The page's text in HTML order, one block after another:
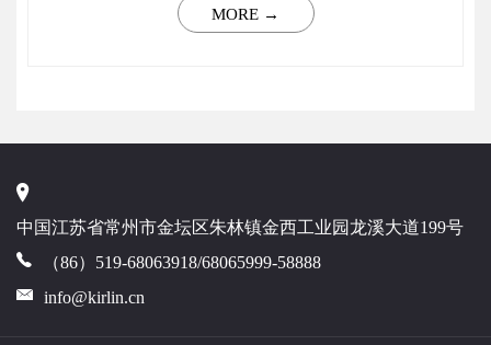
MORE →
中国江苏省常州市金坛区朱林镇金西工业园龙溪大道199号
（86）519-68063918/68065999-58888
info@kirlin.cn